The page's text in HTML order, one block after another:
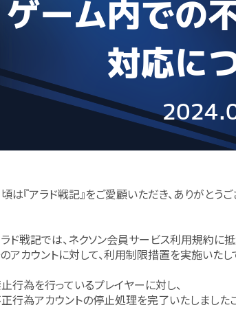
は『アラド戦記』をご愛顧いただき、ありがとうご
ド戦記では、ネクソン会員サービス利用規約に
アカウントに対して、利用制限措置を実施いたし
行為を行っているプレイヤーに対し、
行為アカウントの停止処理を完了いたしました